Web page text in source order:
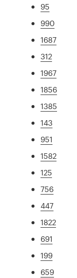
95
990
1687
312
1967
1856
1385
143
951
1582
125
756
447
1822
691
199
659